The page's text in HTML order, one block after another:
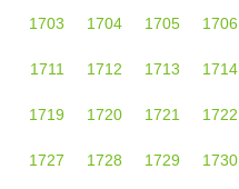
1703 1704 1705 1706
1711 1712 1713 1714
1719 1720 1721 1722
1727 1728 1729 1730